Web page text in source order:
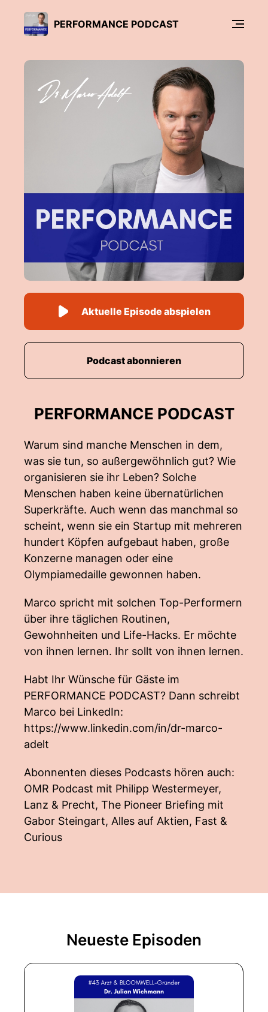
PERFORMANCE PODCAST
PERFORMANCE PODCAST
Warum sind manche Menschen in dem,
was sie tun, so außergewöhnlich gut? Wie
organisieren sie ihr Leben? Solche
Menschen haben keine übernatürlichen
Superkräfte. Auch wenn das manchmal so
scheint, wenn sie ein Startup mit mehreren
hundert Köpfen aufgebaut haben, große
Konzerne managen oder eine
Olympiamedaille gewonnen haben.
Marco spricht mit solchen Top-Performern
über ihre täglichen Routinen,
Gewohnheiten und Life-Hacks. Er möchte
von ihnen lernen. Ihr sollt von ihnen lernen.
Habt Ihr Wünsche für Gäste im
PERFORMANCE PODCAST? Dann schreibt
Marco bei LinkedIn:
https://www.linkedin.com/in/dr-marco-
adelt
Abonnenten dieses Podcasts hören auch:
OMR Podcast mit Philipp Westermeyer,
Lanz & Precht, The Pioneer Briefing mit
Gabor Steingart, Alles auf Aktien, Fast &
Curious
Aktuelle Episode abspielen
Podcast abonnieren
Neueste Episoden